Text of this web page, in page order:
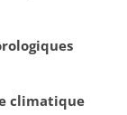
climatique